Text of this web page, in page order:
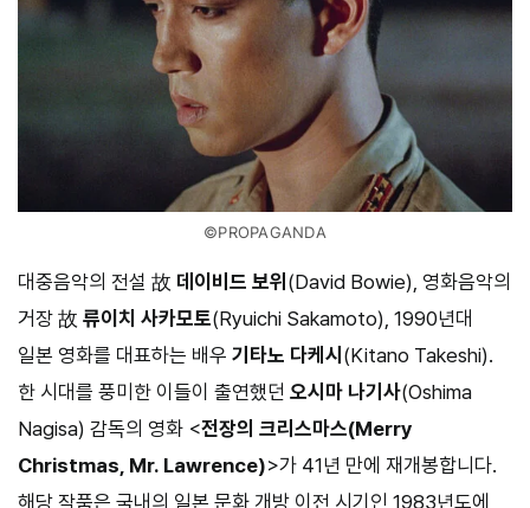
©PROPAGANDA
대중음악의 전설 故 데이비드 보위 (David Bowie), 영화음악의
거장 故 류이치 사카모토(Ryuichi Sakamoto), 1990년대
일본 영화를 대표하는 배우 기타노 다케시 (Kitano Takeshi).
한 시대를 풍미한 이들이 출연했던 오시마 나기사(Oshima
Nagisa) 감독의 영화 <전장의 크리스마스(Merry
Christmas, Mr. Lawrence)>가 41년 만에 재개봉합니다.
해당 작품은 국내의 일본 문화 개방 이전 시기인 1983년도에